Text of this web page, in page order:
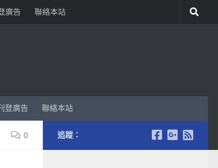
廣告 聯絡本站
登廣告 聯絡本站
0 追蹤：